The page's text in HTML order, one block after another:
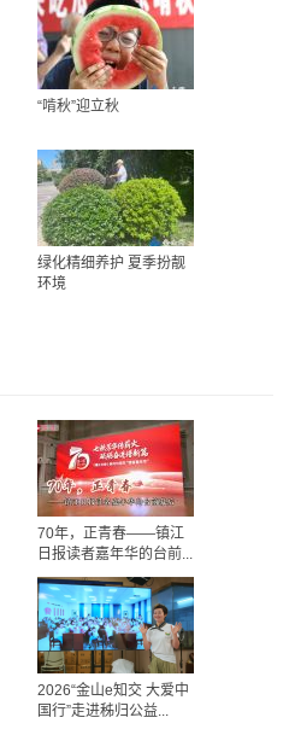
“啃秋”迎立秋
绿化精细养护 夏季扮靓
环境
70年，正青春——镇江
日报读者嘉年华的台前...
2026“金山e知交 大爱中
国行”走进秭归公益...